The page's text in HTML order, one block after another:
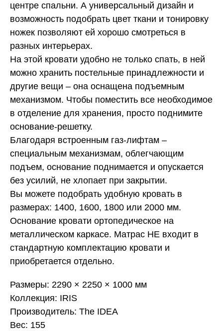
центре спальни. А универсальный дизайн и
возможность подобрать цвет ткани и тонировку
ножек позволяют ей хорошо смотреться в
разных интерьерах.
На этой кровати удобно не только спать, в ней
можно хранить постельные принадлежности и
другие вещи – она оснащена подъемным
механизмом. Чтобы поместить все необходимое
в отделение для хранения, просто поднимите
основание-решетку.
Благодаря встроенным газ-лифтам –
специальным механизмам, облегчающим
подъем, основание поднимается и опускается
без усилий, не хлопает при закрытии.
Вы можете подобрать удобную кровать в
размерах: 1400, 1600, 1800 или 2000 мм.
Основание кровати ортопедическое на
металлическом каркасе. Матрас НЕ входит в
стандартную комплектацию кровати и
приобретается отдельно.
Размеры: 2290 × 2250 × 1000 мм
Коллекция: IRIS
Производитель: The IDEA
Вес: 155